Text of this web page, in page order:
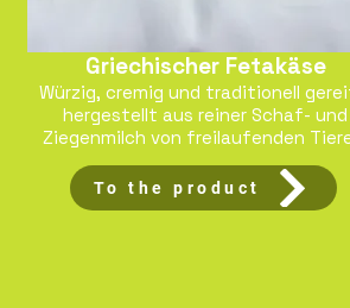
Griechischer Fetakäse
Würzig, cremig und traditionell
hergestellt aus reiner Schaf- und
Ziegenmilch von freilaufenden
To the product